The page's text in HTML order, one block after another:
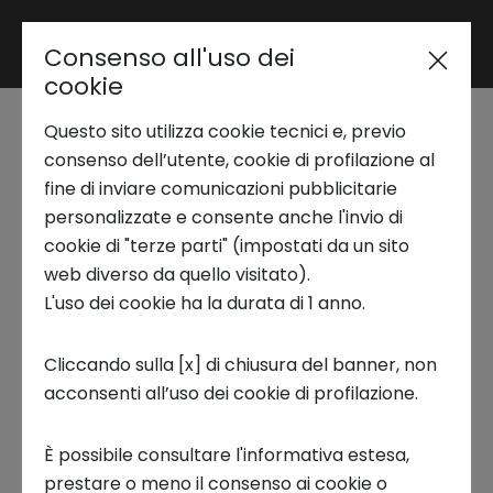
Area riservata
Trend Analysis
Applied Research
Startup Development
Business Transformation
Ecosystem enabling
Up2Stars e In Action
Esg CLIMATE -
Robotica
Scaduto il 10 Novembre 2025
Milano, IT
Consenso all'uso dei
cookie
Questo sito utilizza cookie tecnici e, previo
consenso dell’utente, cookie di profilazione al
fine di inviare comunicazioni pubblicitarie
personalizzate e consente anche l'invio di
cookie di "terze parti" (impostati da un sito
web diverso da quello visitato).
L'uso dei cookie ha la durata di 1 anno.
Cliccando sulla [x] di chiusura del banner, non
acconsenti all’uso dei cookie di profilazione.
È possibile consultare l'informativa estesa,
prestare o meno il consenso ai cookie o